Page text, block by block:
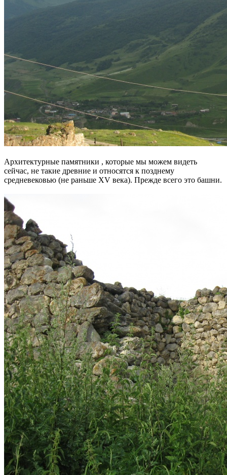
Архитектурные памятники , которые мы можем видеть
сейчас, не такие древние и относятся к позднему
средневековью (не раньше XV века). Прежде всего это башни.